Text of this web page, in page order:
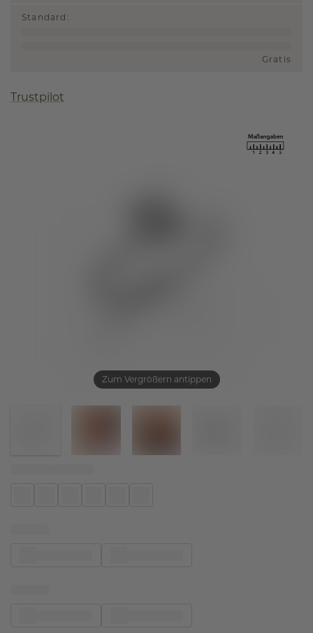
Zum Vergrößern antippen
Standard :
Gratis
Trustpilot